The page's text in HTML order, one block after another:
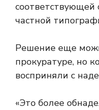
соответствующей
частной
Решение еще
прокуратуре, но
восприняли с
«Это более